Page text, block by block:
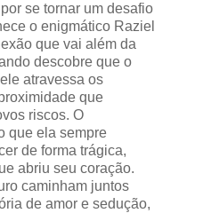
se tornar um desafio
o enigmático Raziel
que vai além da
descobre que o
atravessa os
que
riscos. O
que ela sempre
de forma trágica,
abriu seu coração.
caminham juntos
de amor e sedução,